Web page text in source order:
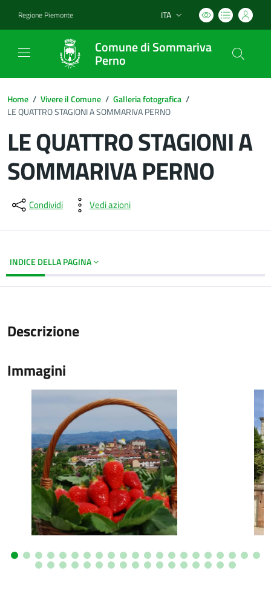
Regione Piemonte Lingua attiva:
ITA
Comune di Sommariva
Perno
Home / Vivere il Comune / Galleria fotografica /
LE QUATTRO STAGIONI A SOMMARIVA PERNO
LE QUATTRO STAGIONI A
SOMMARIVA PERNO
Dettagli del documento
Condividi Vedi azioni
INDICE DELLA PAGINA
Descrizione
Immagini